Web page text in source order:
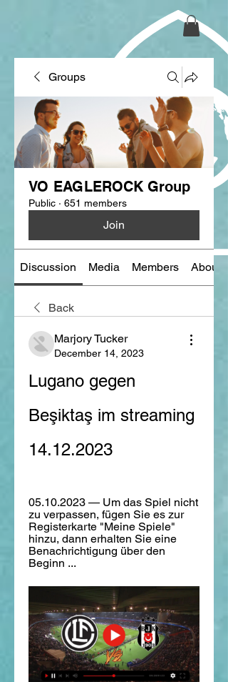
Groups
VO EAGLEROCK Group
Public · 651 members
Join
Discussion Media Members About
Back
Marjory Tucker
December 14, 2023
Lugano gegen
Beşiktaş im streaming
14.12.2023
05.10.2023 — Um das Spiel nicht
zu verpassen, fügen Sie es zur
Registerkarte "Meine Spiele"
hinzu, dann erhalten Sie eine
Benachrichtigung über den
Beginn ...